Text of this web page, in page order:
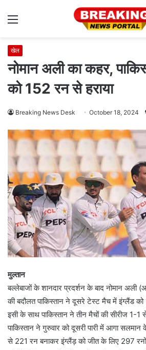
Menu
खेल
नोमान अली का कहर,
को 152 रन से हराया
Breaking News Desk October 18, 2024
मुल्तान
बल्लेबाजों के शानदार प्रदर्शन के बाद नोमान अली
की बदौलत पाकिस्तान ने दूसरे टेस्ट मैच में इंग्लैंड को
इसी के साथ पाकिस्तान ने तीन मैचों की सीरीज 1-1
पाकिस्तान ने गुरुवार को दूसरी पारी में आगा
से 221 रन बनाकर इंग्लैंड़ को जीत के लिए 297 रनों